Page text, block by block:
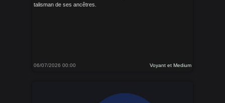
talisman de ses ancêtres.
06/07/2026 00:00 Voyant et Medium